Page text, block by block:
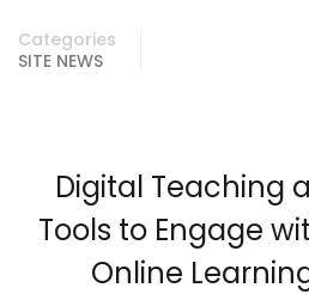
Categories
SITE NEWS
Digital Teaching
Tools to Engage
Online